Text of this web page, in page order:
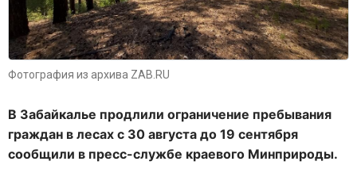
Фотография из архива ZAB.RU
В Забайкалье продлили ограничение пребывания
граждан в лесах с 30 августа до 19 сентября
сообщили в пресс-службе краевого Минприроды.